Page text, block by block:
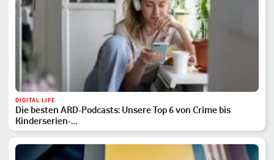
DIGITAL LIFE
Die besten ARD-Podcasts: Unsere Top 6 von Crime bis
Kinderserien-…